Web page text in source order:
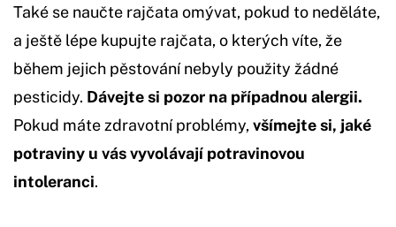
Také se naučte rajčata omývat, pokud to neděláte,
a ještě lépe kupujte rajčata, o kterých víte, že
během jejich pěstování nebyly použity žádné
pesticidy. Dávejte si pozor na případnou alergii.
Pokud máte zdravotní problémy,všímejte si, jaké
potraviny u vás vyvolávají potravinovou
intoleranci.